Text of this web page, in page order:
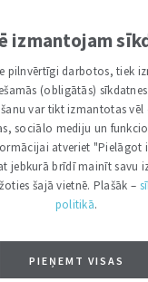
aicinām
ABONĒT
veidus.
(3, 6 un 12
izdevumam
arhīvam – 24 h/7 d.
rakstu un 2000
numuri un ikgadējie
iespējas – piezīmes,
izmantojam
pilnvērtīgi darbotos, tiek
(obligātās)
var tikt izmantotas vēl
sociālo mediju un
atveriet "Pielāgot
jebkurā brīdī mainīt savu
šajā vietnē. Plašāk –
politikā.
PIEŅEMT VISAS